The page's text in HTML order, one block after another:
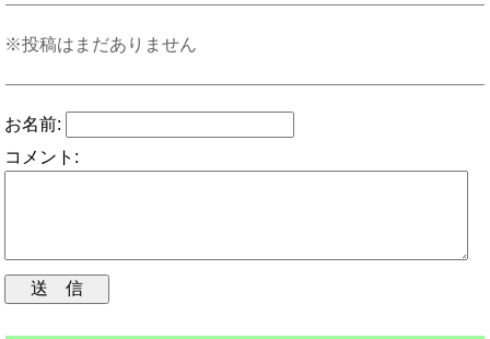
※投稿はまだありません
お名前:
コメント: